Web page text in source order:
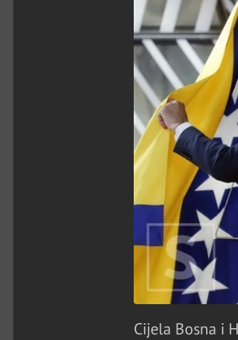
Cijela Bosna i